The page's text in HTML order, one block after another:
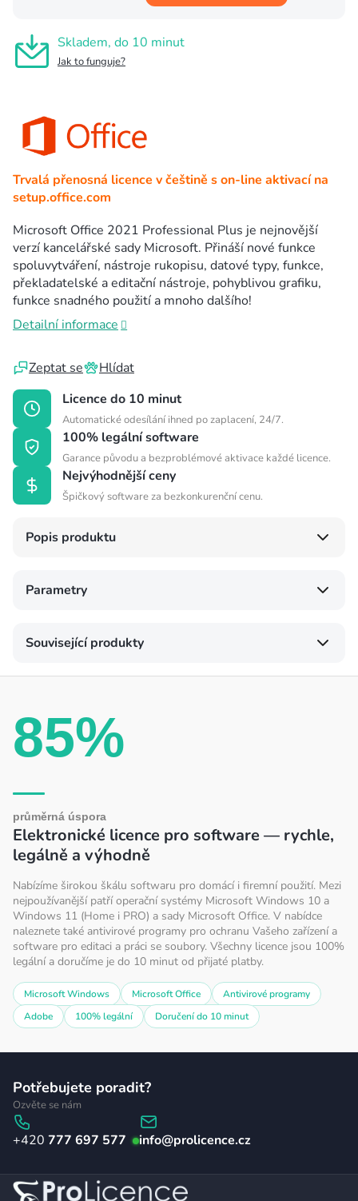
Skladem, do 10 minut
Jak to funguje?
Trvalá přenosná licence v češtině s on-line aktivací na
setup.office.com
Microsoft Office 2021 Professional Plus je nejnovější
verzí kancelářské sady Microsoft. Přináší nové funkce
spoluvytváření, nástroje rukopisu, datové typy, funkce,
překladatelské a editační nástroje, pohyblivou grafiku,
funkce snadného použití a mnoho dalšího!
Detailní informace
Zeptat se Hlídat
Licence do 10 minut
Automatické odesílání ihned po zaplacení, 24/7.
100% legální software
Garance původu a bezproblémové aktivace každé licence.
Nejvýhodnější ceny
Špičkový software za bezkonkurenční cenu.
Popis produktu
Parametry
Související produkty
85%
průměrná úspora
Elektronické licence pro software — rychle,
legálně a výhodně
Nabízíme širokou škálu softwaru pro domácí i firemní použití. Mezi
nejpoužívanější patří operační systémy Microsoft Windows 10 a
Windows 11 (Home i PRO) a sady Microsoft Office. V nabídce
naleznete také antivirové programy pro ochranu Vašeho zařízení a
software pro editaci a práci se soubory. Všechny licence jsou 100%
legální a doručíme je do 10 minut od přijaté platby.
Microsoft Windows Microsoft Office
Antivirové programy
Adobe
100% legální Doručení do 10 minut
t
Potřebujete poradit?
Ozvěte se nám
777 697 577 info@prolicence.cz